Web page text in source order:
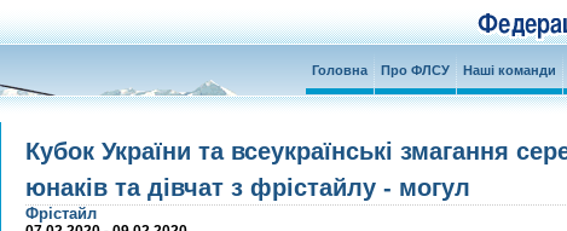
Головна Про ФЛСУ Наші команди
Кубок України та всеукраїнські змагання
юнаків та дівчат з фрістайлу - могул
Фрістайл